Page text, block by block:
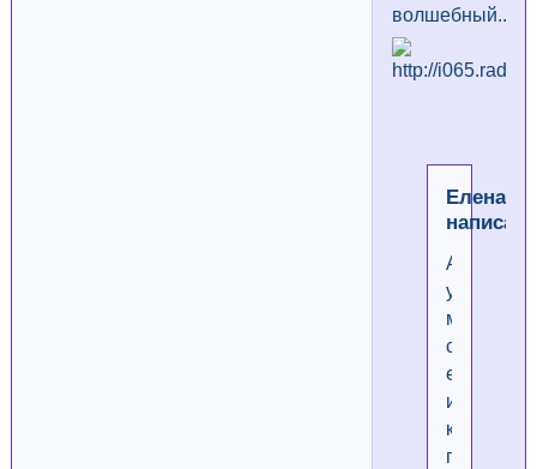
волшебный...
Елена
А
у
меня
сегодня
ещё
и
картинки